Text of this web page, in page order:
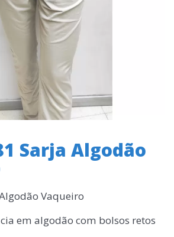
Sarja Algodão
Vaqueiro
em algodão com bolsos retos